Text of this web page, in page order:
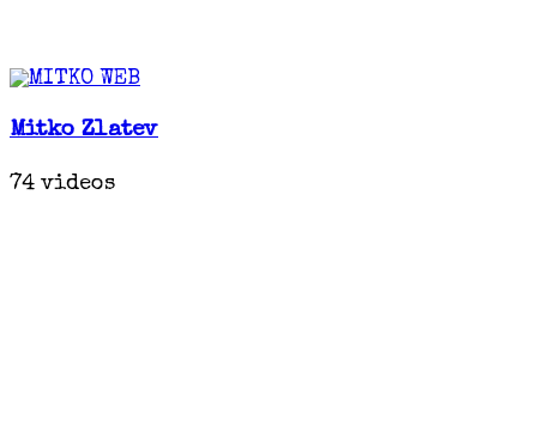
Mitko Zlatev
74 videos